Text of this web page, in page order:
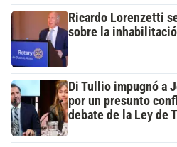
Ricardo Lorenzetti
sobre la
Di Tullio impugnó a
por un presunto
debate de la Ley de